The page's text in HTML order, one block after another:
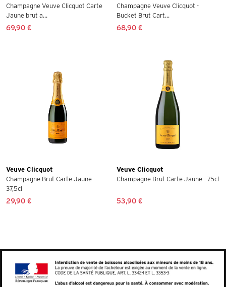
Champagne Veuve Clicquot Carte
Jaune brut a...
69,90 €
Champagne Veuve Clicquot -
Bucket Brut Cart...
68,90 €
Veuve Clicquot
Champagne Brut Carte Jaune -
37,5cl
29,90 €
Veuve Clicquot
Champagne Brut Carte Jaune - 75cl
53,90 €